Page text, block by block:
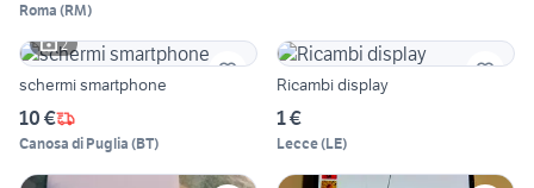
Roma (RM)
2
schermi smartphone
10 €
Canosa di Puglia (BT)
Ricambi display
1 €
Lecce(LE)